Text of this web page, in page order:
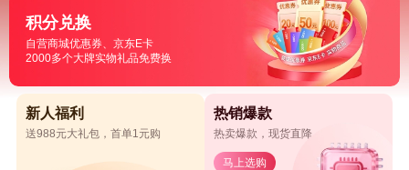
积分兑换
自营商城优惠券、京东E卡
2000多个大牌实物礼品免费换
新人福利
送988元大礼包，首单1元购
热销爆款
热卖爆款，现货直降
马上选购